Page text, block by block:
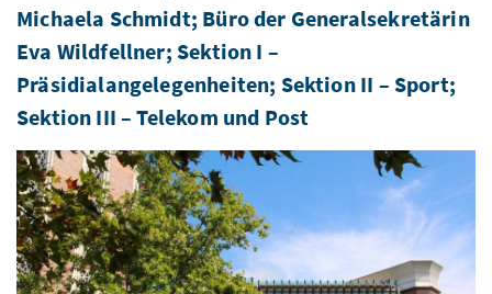
Michaela Schmidt; Büro der Generalsekretärin
Eva Wildfellner; Sektion I –
Präsidialangelegenheiten; Sektion II – Sport;
Sektion III – Telekom und Post